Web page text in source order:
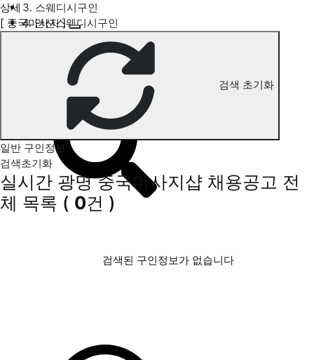
3. 스웨디시구인
4. 안산스웨디시구인
광명 중국마사지 구인정보
상세
[ 중국마사지 ]
검색 초기화
일반 구인정보
검색초기화
실시간 광명 중국마사지샵 채용공고 전
체 목록 ( 0건 )
검색된 구인정보가 없습니다